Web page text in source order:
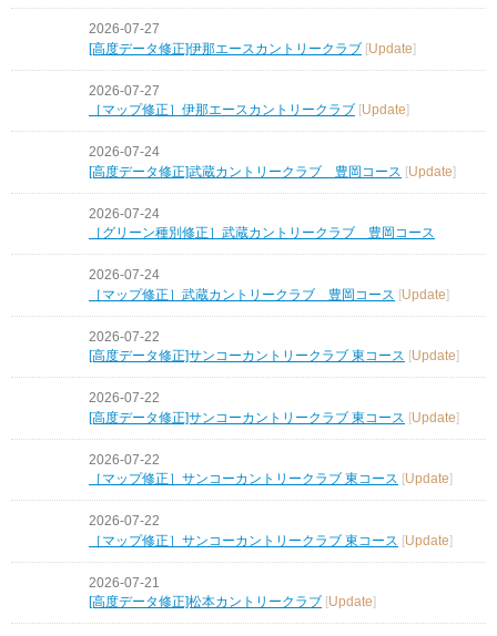
2026-07-27
[高度データ修正]伊那エースカントリークラブ [Update]
2026-07-27
［マップ修正］伊那エースカントリークラブ
Update
2026-07-24
[高度データ修正]武蔵カントリークラブ 豊岡コース [Update]
2026-07-24
［グリーン種別修正］武蔵カントリークラブ 豊岡コース
2026-07-24
［マップ修正］武蔵カントリークラブ 豊岡コース [Update]
2026-07-22
[高度データ修正]サンコーカントリークラブ 東コース [Update]
2026-07-22
[高度データ修正]サンコーカントリークラブ 東コース [Update]
2026-07-22
［マップ修正］サンコーカントリークラブ 東コース [Update]
2026-07-22
［マップ修正］サンコーカントリークラブ 東コース [Update]
2026-07-21
[高度データ修正]松本カントリークラブ [Update]